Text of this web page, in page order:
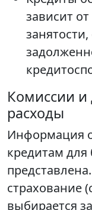
зависит
Комиссии
расходы
Информация
кредитам для
страхование
выбирается